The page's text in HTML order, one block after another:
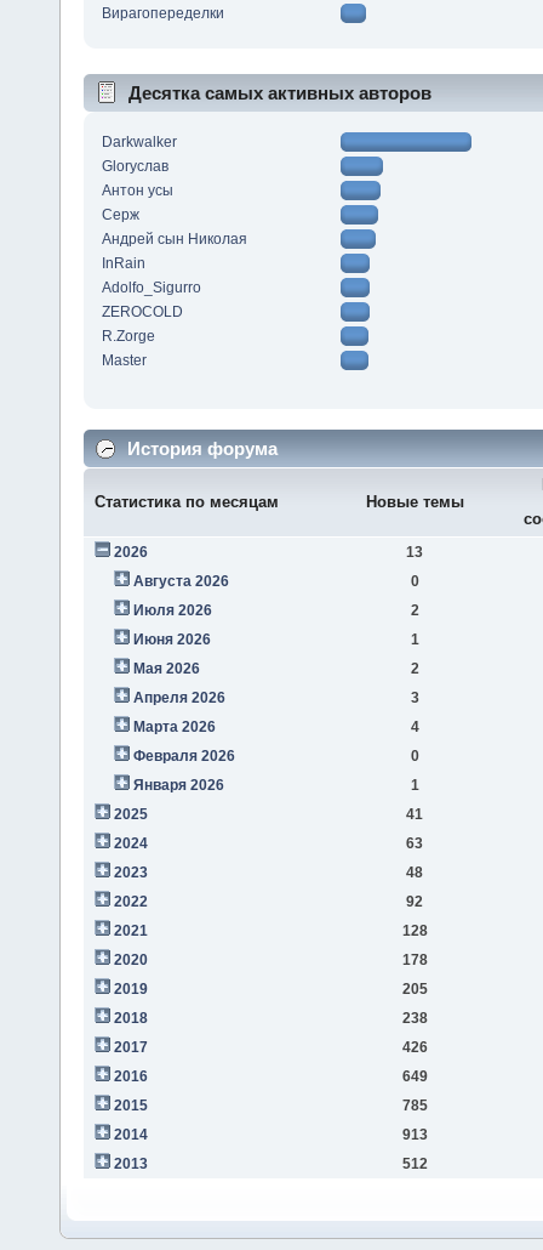
Вирагопеределки
Десятка самых активных авторов
Darkwalker
Gloryслав
Антон усы
Серж
Андрей сын Николая
InRain
Adolfo_Sigurro
ZEROCOLD
R.Zorge
Master
История форума
Статистика по месяцам Новые темы
2026
13
Августа 2026
0
Июля 2026
2
Июня 2026
1
Мая 2026
2
Апреля 2026
3
Марта 2026
4
Февраля 2026
0
Января 2026
1
2025
41
2024
63
2023
48
2022
92
2021
128
2020
178
2019
205
2018
238
2017
426
2016
649
2015
785
2014
913
2013
512